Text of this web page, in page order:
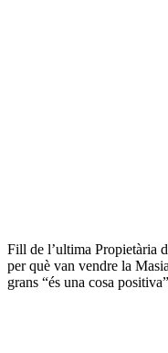
Fill de l’ultima Propietària
per què van vendre la
grans “és una cosa